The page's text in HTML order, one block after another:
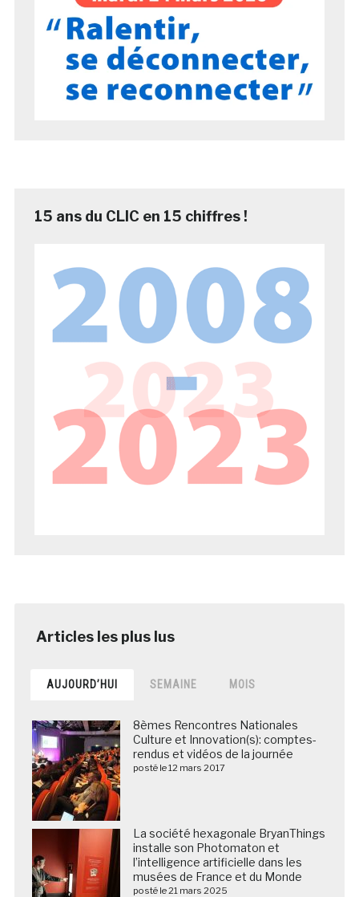
15 ans du CLIC en 15 chiffres !
AUJOURD’HUI SEMAINE MOIS
8èmes Rencontres Nationales
Culture et Innovation(s): comptes-
rendus et vidéos de la journée
posté le 12 mars 2017
La société hexagonale BryanThings
installe son Photomaton et
l’intelligence artificielle dans les
musées de France et du Monde
posté le 21 mars 2025